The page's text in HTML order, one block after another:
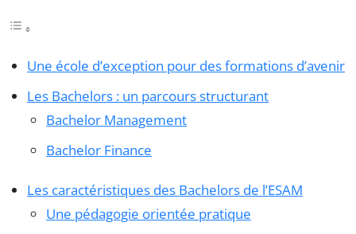
Une école d’exception pour des formations d’avenir
Les Bachelors : un parcours structurant
Bachelor Management
Bachelor Finance
Les caractéristiques des Bachelors de l’ESAM
Une pédagogie orientée pratique